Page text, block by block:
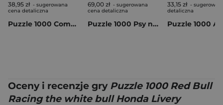
38,95 zł - sugerowana
cena detaliczna
Puzzle 1000 Compact Impossible Hello Kitty 37119
69,00 zł - sugerowana
cena detaliczna
Puzzle 1000 Psy na plaży 113797
33,15 zł -
detaliczna
Oceny i recenzje gry Puzzle 1000 Red Bull
Racing the white bull Honda Livery